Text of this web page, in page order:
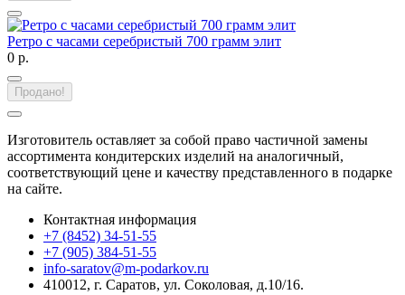
Ретро с часами серебристый 700 грамм элит
0 р.
Продано!
Изготовитель оставляет за собой право частичной замены
ассортимента кондитерских изделий на аналогичный,
соответствующий цене и качеству представленного в подарке
на сайте.
Контактная информация
+7 (8452) 34-51-55
+7 (905) 384-51-55
info-saratov@m-podarkov.ru
410012, г. Саратов, ул. Соколовая, д.10/16.